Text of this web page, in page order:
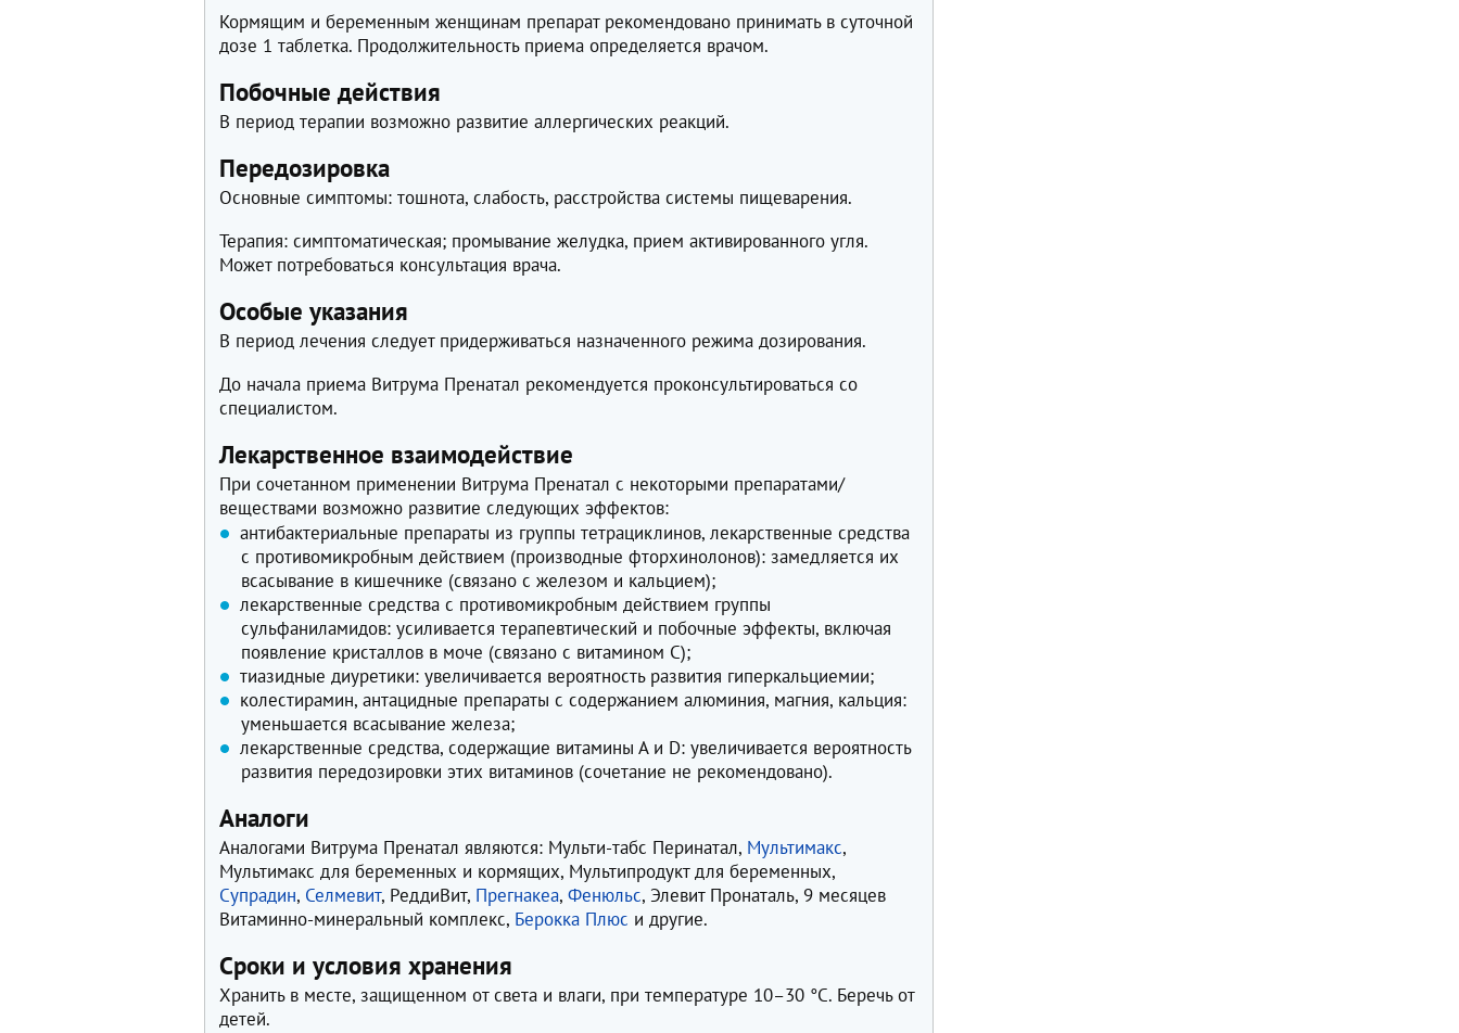
Кормящим и беременным женщинам препарат рекомендовано принимать в суточной
дозе 1 таблетка. Продолжительность приема определяется врачом.
Побочные действия
В период терапии возможно развитие аллергических реакций.
Передозировка
Основные симптомы: тошнота, слабость, расстройства системы пищеварения.
Терапия: симптоматическая; промывание желудка, прием активированного угля.
Может потребоваться консультация врача.
Особые указания
В период лечения следует придерживаться назначенного режима дозирования.
До начала приема Витрума Пренатал рекомендуется проконсультироваться со
специалистом.
Лекарственное взаимодействие
При сочетанном применении Витрума Пренатал с некоторыми препаратами/
веществами возможно развитие следующих эффектов:
антибактериальные препараты из группы тетрациклинов, лекарственные средства
с противомикробным действием (производные фторхинолонов): замедляется их
всасывание в кишечнике (связано с железом и кальцием);
лекарственные средства с противомикробным действием группы
сульфаниламидов: усиливается терапевтический и побочные эффекты, включая
появление кристаллов в моче (связано с витамином С);
тиазидные диуретики: увеличивается вероятность развития гиперкальциемии;
колестирамин, антацидные препараты с содержанием алюминия, магния, кальция:
уменьшается всасывание железа;
лекарственные средства, содержащие витамины А и D: увеличивается вероятность
развития передозировки этих витаминов (сочетание не рекомендовано).
Аналоги
Аналогами Витрума Пренатал являются: Мульти-табс Перинатал, Мультимакс,
Мультимакс для беременных и кормящих, Мультипродукт для беременных,
Супрадин, Селмевит, РеддиВит, Прегнакеа,Фенюльс, Элевит Пронаталь, 9 месяцев
Витаминно-минеральный комплекс, Берокка Плюс и другие.
Сроки и условия хранения
Хранить в месте, защищенном от света и влаги, при температуре 10–30 °C. Беречь от
детей.